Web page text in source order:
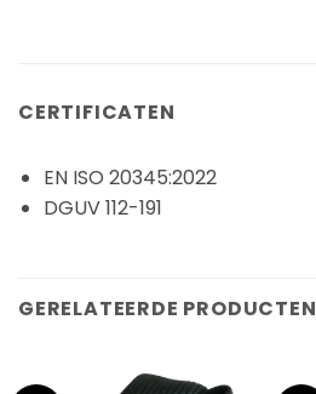
CERTIFICATEN
EN ISO 20345:2022
DGUV 112-191
GERELATEERDE PRODUCTEN